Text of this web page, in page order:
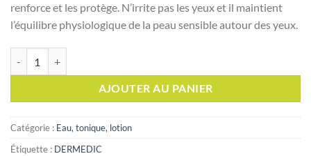
renforce et les protège. N’irrite pas les yeux et il maintient
l’équilibre physiologique de la peau sensible autour des yeux.
AJOUTER AU PANIER
Catégorie : Eau, tonique, lotion
Étiquette : DERMEDIC